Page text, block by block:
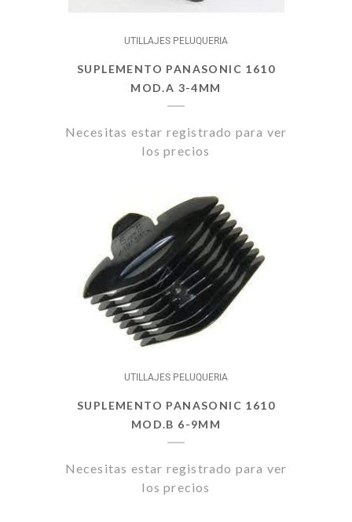
UTILLAJES PELUQUERIA
SUPLEMENTO PANASONIC 1610
MOD.A 3-4MM
Necesitas estar registrado para ver
los precios
UTILLAJES PELUQUERIA
SUPLEMENTO PANASONIC 1610
MOD.B 6-9MM
Necesitas estar registrado para ver
los precios